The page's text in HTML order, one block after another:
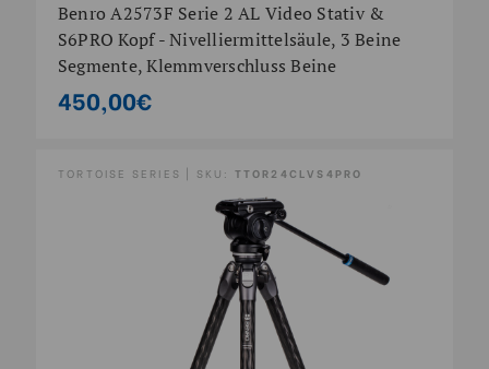
Benro A2573F Serie 2 AL Video Stativ &
S6PRO Kopf - Nivelliermittelsäule, 3 Beine
Segmente, Klemmverschluss Beine
450,00€
TORTOISE SERIES | SKU: TTOR24CLVS4PRO